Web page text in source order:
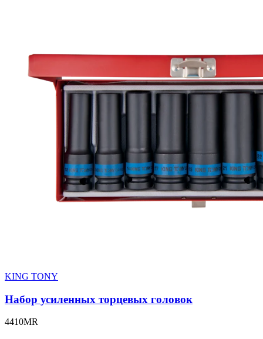
KING TONY
Набор усиленных торцевых головок
4410MR